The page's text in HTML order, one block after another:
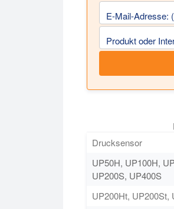
E-Mail-Adresse:
Produkt oder
Drucksensor
UP50H, UP100H,
UP200S, UP400S
UP200Ht, UP200St,